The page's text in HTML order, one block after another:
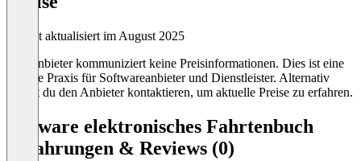
Zuletzt aktualisiert im August 2025
Der Anbieter kommuniziert keine Preisinformationen. Dies ist eine
übliche Praxis für Softwareanbieter und Dienstleister. Alternativ
kannst du den Anbieter kontaktieren, um aktuelle Preise zu erfahren.
Lexware elektronisches Fahrtenbuch
Erfahrungen & Reviews (0)